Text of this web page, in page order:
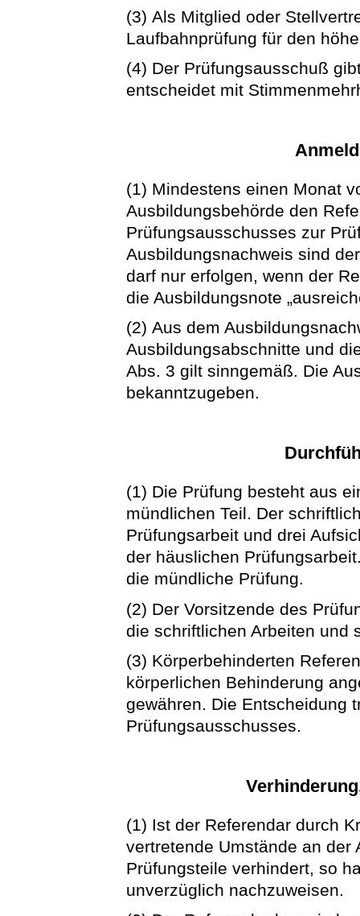
(3) Als Mitglied oder
Laufbahnprüfung für den
(4) Der Prüfungsausschuß
entscheidet mit
(1) Mindestens einen Monat
Ausbildungsbehörde den
Prüfungsausschusses zur
Ausbildungsnachweis sind
darf nur erfolgen, wenn der
die Ausbildungsnote
(2) Aus dem
Ausbildungsabschnitte und
Abs. 3 gilt sinngemäß. Die
bekanntzugeben.
(1) Die Prüfung besteht aus
mündlichen Teil. Der
Prüfungsarbeit und drei
der häuslichen
die mündliche Prüfung.
(2) Der Vorsitzende des
die schriftlichen Arbeiten und
(3) Körperbehinderten
körperlichen Behinderung
gewähren. Die Entscheidung
Prüfungsausschusses.
(1) Ist der Referendar durch
vertretende Umstände an der
Prüfungsteile verhindert, so
unverzüglich nachzuweisen.